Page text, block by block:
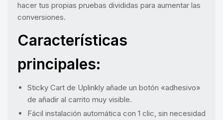
hacer tus propias pruebas divididas para aumentar las
conversiones.
Características
principales:
Sticky Cart de Uplinkly añade un botón «adhesivo»
de añadir al carrito muy visible.
Fácil instalación automática con 1 clic, sin necesidad